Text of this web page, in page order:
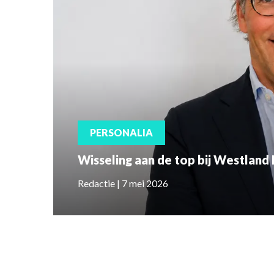
PERSONALIA
Wisseling aan de top bij Westland
Redactie | 7 mei 2026